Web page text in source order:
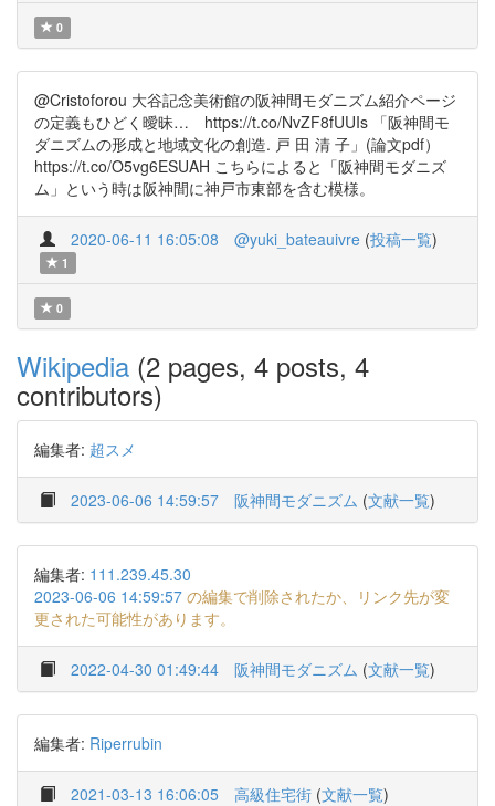
0
@Cristoforou 大谷記念美術館の阪神間モダニズム紹介ページ
の定義もひどく曖昧… https://t.co/NvZF8fUUIs 「阪神間モ
ダニズムの形成と地域文化の創造. 戸 田 清 子」(論文pdf）
https://t.co/O5vg6ESUAH こちらによると「阪神間モダニズ
ム」という時は阪神間に神戸市東部を含む模様。
2020-06-11 16:05:08 @yuki_bateauivre (投稿一覧)
1
0
Wikipedia (2 pages, 4 posts, 4
contributors)
編集者: 超スメ
2023-06-06 14:59:57 阪神間モダニズム (文献一覧)
編集者: 111.239.45.30
2023-06-06 14:59:57 の編集で削除されたか、リンク先が変
更された可能性があります。
2022-04-30 01:49:44 阪神間モダニズム (文献一覧)
編集者: Riperrubin
2021-03-13 16:06:05 高級住宅街 (文献一覧)